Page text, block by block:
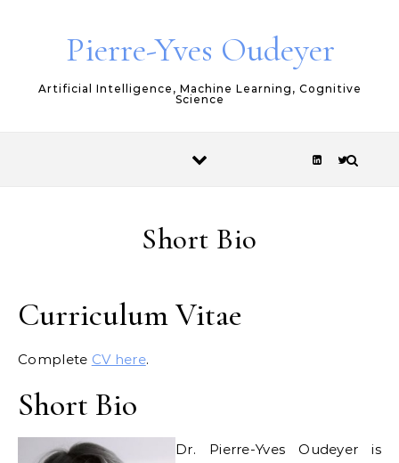
Pierre-Yves Oudeyer
Artificial Intelligence, Machine Learning, Cognitive
Science
Short Bio
Curriculum Vitae
Complete CV here.
Short Bio
Dr. Pierre-Yves Oudeyer is